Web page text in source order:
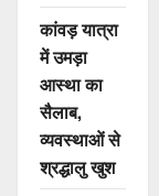
कांवड़ यात्रा
में उमड़ा
आस्था का
सैलाब,
व्यवस्थाओं से
श्रद्धालु खुश